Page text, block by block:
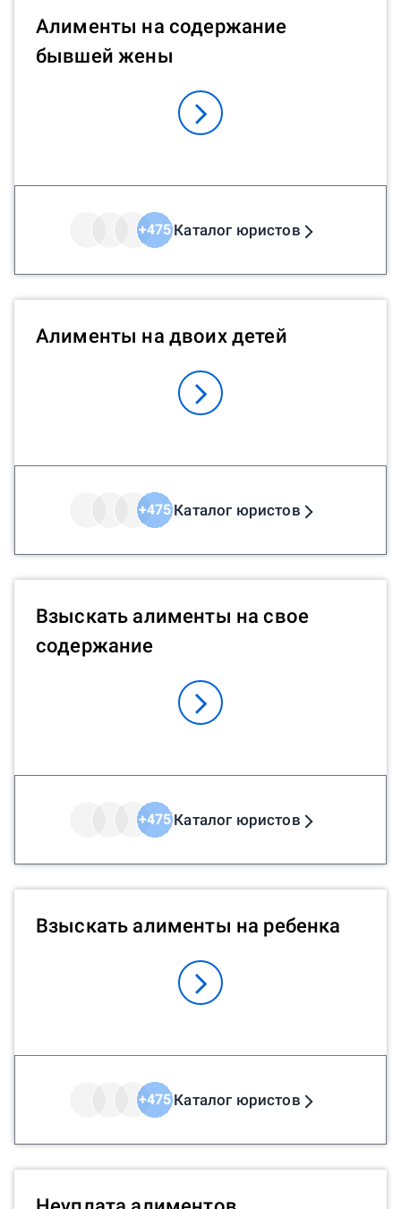
Алименты на содержание
бывшей жены
+475 Каталог юристов
Алименты на двоих детей
+475 Каталог юристов
Взыскать алименты на свое
содержание
+475 Каталог юристов
Взыскать алименты на ребенка
+475 Каталог юристов